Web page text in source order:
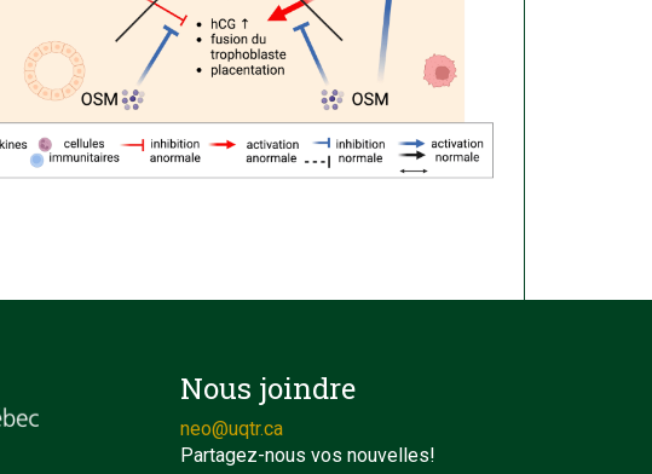
Nous joindre
neo@uqtr.ca
Partagez-nous vos nouvelles!